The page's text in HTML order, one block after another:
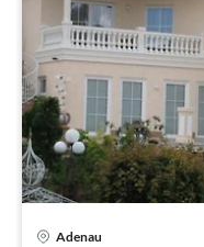
Adenau